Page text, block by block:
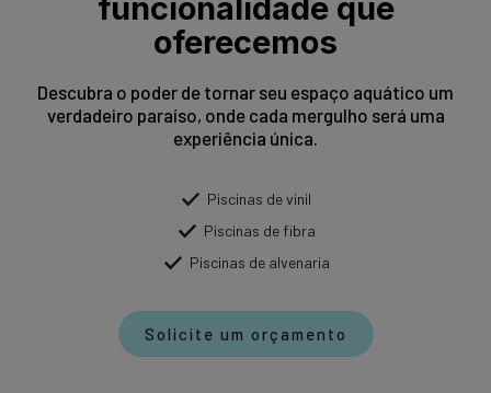
funcionalidade que
oferecemos
Descubra o poder de tornar seu espaço aquático um
verdadeiro paraíso, onde cada mergulho será uma
experiência única.
Piscinas de vinil
Piscinas de fibra
Piscinas de alvenaria
Solicite um orçamento